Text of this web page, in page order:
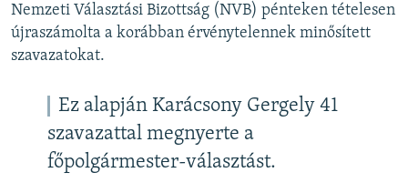
Nemzeti Választási Bizottság (NVB) pénteken tételesen
újraszámolta a korábban érvénytelennek minősített
szavazatokat.
Ez alapján Karácsony Gergely 41
szavazattal megnyerte a
főpolgármester-választást.